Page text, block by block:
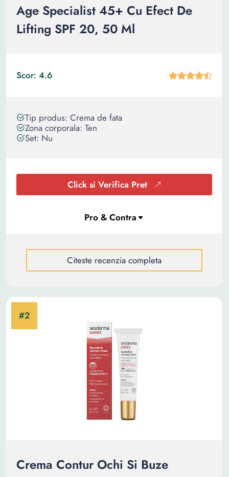
Age Specialist 45+ Cu Efect De
Lifting SPF 20, 50 Ml
Scor: 4.6
Tip produs: Crema de fata
Zona corporala: Ten
Set: Nu
Click si Verifica Pret
Citeste recenzia completa
Crema Contur Ochi Si Buze